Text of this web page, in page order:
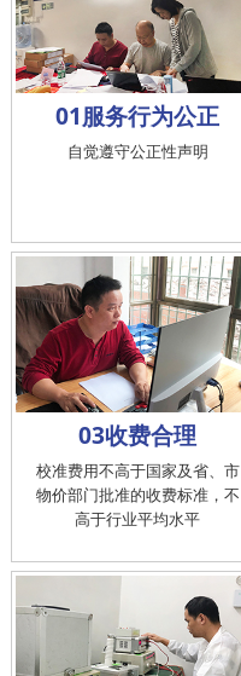
01服务行为公正
自觉遵守公正性声明
03收费合理
校准费用不高于国家及省、市
物价部门批准的收费标准，不
高于行业平均水平